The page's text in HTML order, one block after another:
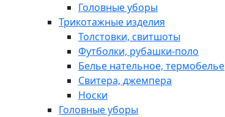
Головные уборы
Трикотажные изделия
Толстовки, свитшоты
Футболки, рубашки-поло
Белье нательное, термобелье
Свитера, джемпера
Носки
Головные уборы